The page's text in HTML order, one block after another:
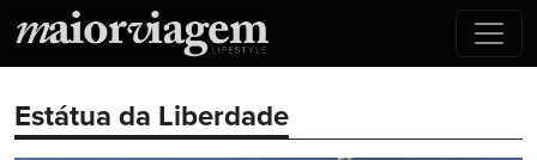
Estátua da Liberdade